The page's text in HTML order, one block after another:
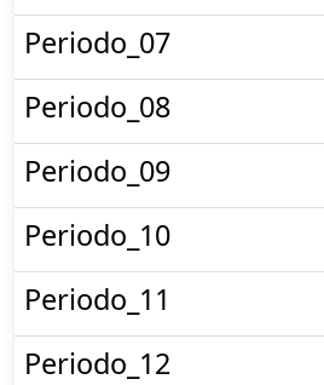
Periodo_07
Periodo_08
Periodo_09
Periodo_10
Periodo_11
Periodo_12